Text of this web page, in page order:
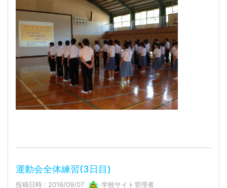
運動会全体練習(3日目)
投稿日時 : 2016/09/07 学校サイト管理者